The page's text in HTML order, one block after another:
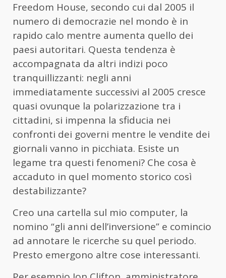
Freedom House, secondo cui dal 2005 il
numero di democrazie nel mondo è in
rapido calo mentre aumenta quello dei
paesi autoritari. Questa tendenza è
accompagnata da altri indizi poco
tranquillizzanti: negli anni
immediatamente successivi al 2005 cresce
quasi ovunque la polarizzazione tra i
cittadini, si impenna la sfiducia nei
confronti dei governi mentre le vendite dei
giornali vanno in picchiata. Esiste un
legame tra questi fenomeni? Che cosa è
accaduto in quel momento storico così
destabilizzante?
Creo una cartella sul mio computer, la
nomino “gli anni dell’inversione” e comincio
ad annotare le ricerche su quel periodo.
Presto emergono altre cose interessanti.